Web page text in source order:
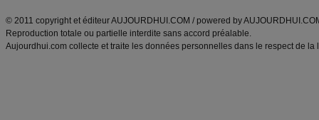
© 2011 copyright et éditeur AUJOURDHUI.COM / powered by
Reproduction totale ou partielle interdite sans accord préalable.
Aujourdhui.com collecte et traite les données personnelles dans le respect de